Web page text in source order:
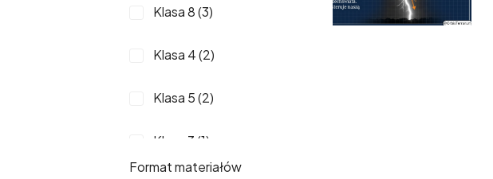
Klasa 8 (3)
Klasa 4 (2)
Klasa 5 (2)
Klasa 3 (1)
Format materiałów